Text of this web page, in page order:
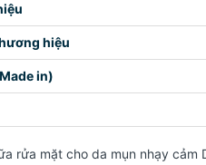
hiệu
in)
rửa mặt cho da mụn nhạy cảm